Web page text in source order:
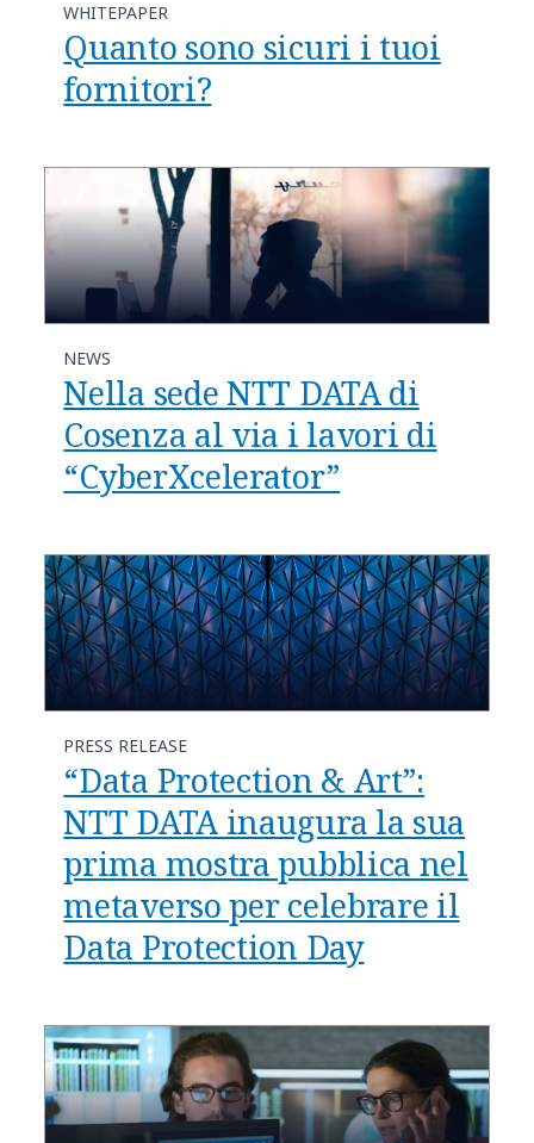
WHITEPAPER
Quanto sono sicuri i tuoi
fornitori?
NEWS
Nella sede NTT DATA di
Cosenza al via i lavori di
“CyberXcelerator”
PRESS RELEASE
“Data Protection & Art”:
NTT DATA inaugura la sua
prima mostra pubblica nel
metaverso per celebrare il
Data Protection Day